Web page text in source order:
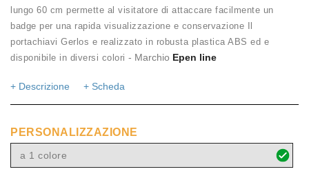
lungo 60 cm permette al visitatore di attaccare facilmente un
badge per una rapida visualizzazione e conservazione Il
portachiavi Gerlos e realizzato in robusta plastica ABS ed e
disponibile in diversi colori - Marchio Epen line
+ Descrizione + Scheda
PERSONALIZZAZIONE
a 1 colore